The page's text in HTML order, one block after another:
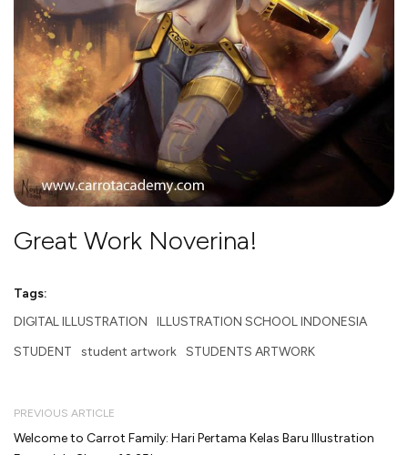
Great Work Noverina!
Tags:
DIGITAL ILLUSTRATION
ILLUSTRATION SCHOOL INDONESIA
STUDENT
student artwork STUDENTS ARTWORK
PREVIOUS ARTICLE
Welcome to Carrot Family: Hari Pertama Kelas Baru Illustration